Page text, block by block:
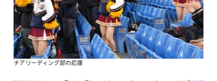
チアリーディング部の応援